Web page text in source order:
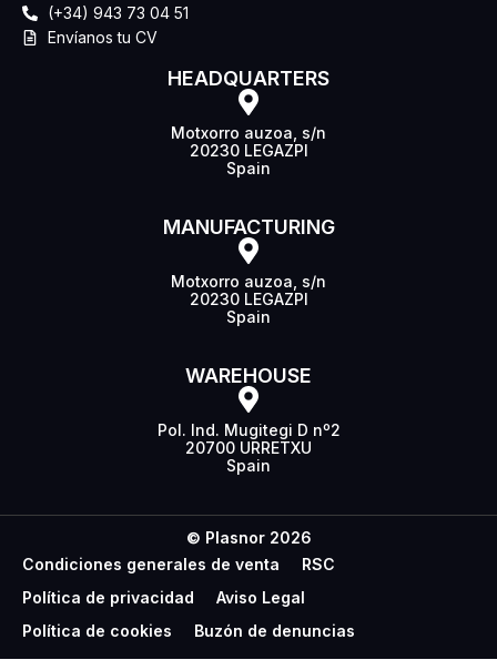
(+34) 943 73 04 51
Envíanos tu CV
HEADQUARTERS
Motxorro auzoa, s/n
20230 LEGAZPI
Spain
MANUFACTURING
Motxorro auzoa, s/n
20230 LEGAZPI
Spain
WAREHOUSE
Pol. Ind. Mugitegi D nº2
20700 URRETXU
Spain
© Plasnor 2026
Condiciones generales de venta
RSC
Política de privacidad
Aviso Legal
Política de cookies
Buzón de denuncias